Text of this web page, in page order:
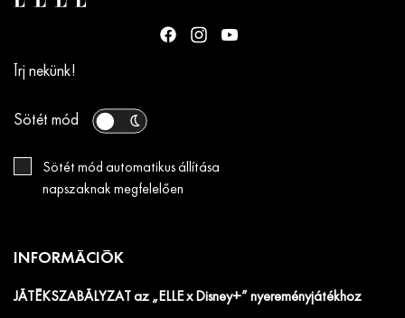
Írj nekünk!
Sötét mód
Sötét mód automatikus állítása
napszaknak megfelelően
INFORMÁCIÓK
JÁTÉKSZABÁLYZAT az „ELLE x Disney+” nyereményjátékhoz